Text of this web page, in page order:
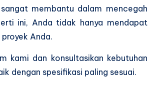
membantu dalam mencegah
ini, Anda tidak hanya mendapat
Anda.
kami dan konsultasikan kebutuhan
dengan spesifikasi paling sesuai.